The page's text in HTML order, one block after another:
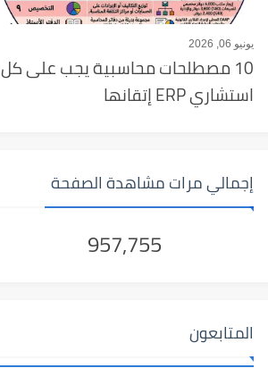
يونيو 06, 2026
10 مصطلحات محاسبية يجب على كل
استشاري ERP إتقانها
إجمالي مرات مشاهدة الصفحة
957,755
المتابعون